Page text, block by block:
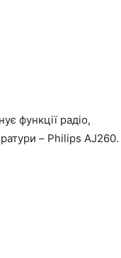
функції радіо,
– Philips AJ260.